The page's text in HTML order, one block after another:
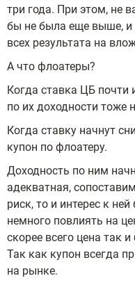
три года. При этом, не
бы не была еще выше,
всех результата на
А что флоатеры?
Когда ставка ЦБ
по их доходности тоже
Когда ставку начнут
купон по флоатеру.
Доходность по ним
адекватная,
риск, то и интерес к
немного повлиять на
скорее всего цена так
Так как купон всегда
на рынке.